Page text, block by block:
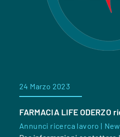
24 Marzo 2023
FARMACIA LIFE
Annunci ricerca lavoro |